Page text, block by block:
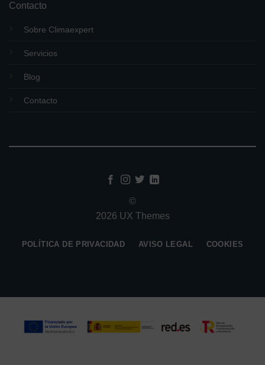
Contacto
Sobre Climaexpert
Servicios
Blog
Contacto
©
2026 UX Themes
POLÍTICA DE PRIVACIDAD AVISO LEGAL COOKIES